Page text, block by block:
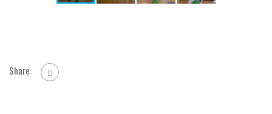
Share: